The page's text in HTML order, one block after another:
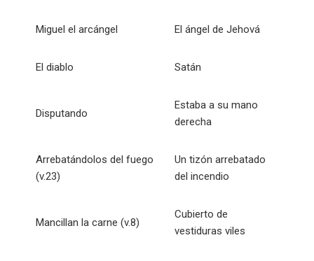
Miguel el arcángel El ángel de Jehová
El diablo Satán
Disputando
Estaba a su mano
derecha
Arrebatándolos del fuego
(v.23)
Un tizón arrebatado
del incendio
Mancillan la carne (v.8)
Cubierto de
vestiduras viles